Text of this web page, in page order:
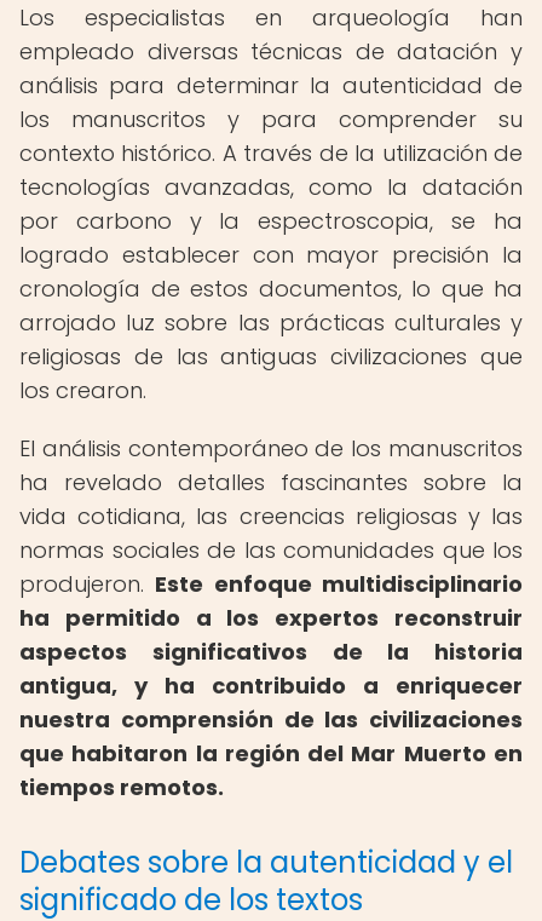
Los especialistas en arqueología han
empleado diversas técnicas de datación y
análisis para determinar la autenticidad de
los manuscritos y para comprender su
contexto histórico. A través de la utilización de
tecnologías avanzadas, como la datación
por carbono y la espectroscopia, se ha
logrado establecer con mayor precisión la
cronología de estos documentos, lo que ha
arrojado luz sobre las prácticas culturales y
religiosas de las antiguas civilizaciones que
los crearon.
El análisis contemporáneo de los manuscritos
ha revelado detalles fascinantes sobre la
vida cotidiana, las creencias religiosas y las
normas sociales de las comunidades que los
produjeron. Este enfoque multidisciplinario
ha permitido a los expertos reconstruir
aspectos significativos de la historia
antigua, y ha contribuido a enriquecer
nuestra comprensión de las civilizaciones
que habitaron la región del Mar Muerto en
tiempos remotos.
Debates sobre la autenticidad y el
significado de los textos